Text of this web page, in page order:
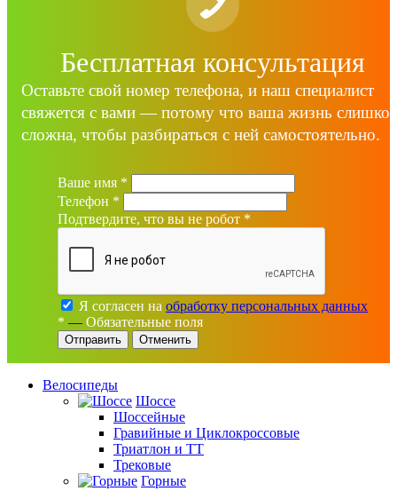
Бесплатная консультация
Оставьте свой номер телефона, и наш специалист
свяжется с вами — потому что ваша жизнь
сложна, чтобы разбираться с ней самостоятельно.
Ваше имя *
Телефон *
Подтвердите, что вы не робот *
Я согласен на обработку персональных данных
* — Обязательные поля
Отменить
Велосипеды
Шоссе
Шоссейные
Гравийные и Циклокроссовые
Триатлон и ТТ
Трековые
Горные